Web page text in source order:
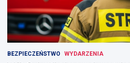
BEZPIECZEŃSTWO WYDARZENIA